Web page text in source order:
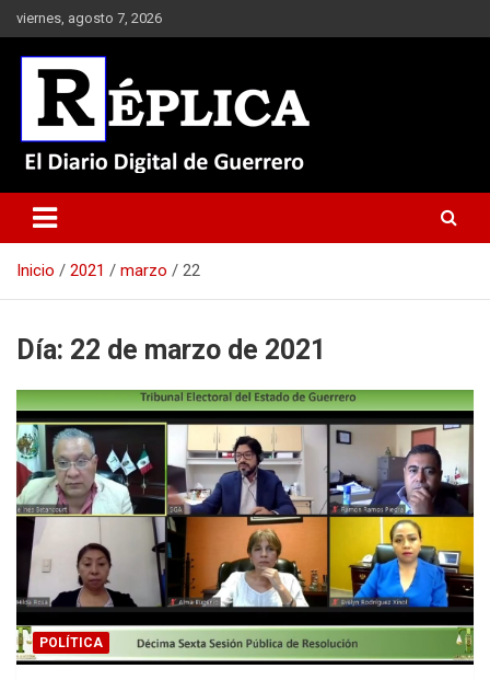
Saltar
al
contenido
viernes, agosto 7, 2026
Réplica
Inicio 2021 marzo 22
Día: 22 de marzo de 2021
POLÍTICA